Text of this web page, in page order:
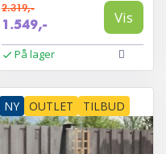
2.319,-
1.549,- Vis
På lager
NY OUTLET TILBUD